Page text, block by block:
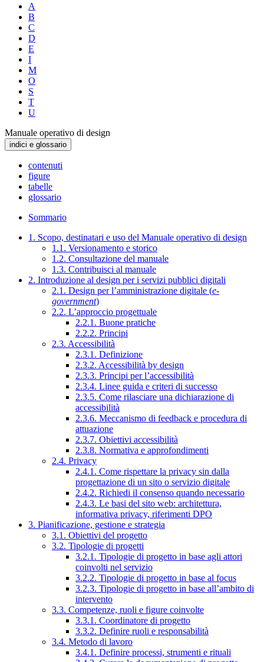
A
B
C
D
E
I
M
O
S
T
U
Manuale operativo di design
indici e glossario
contenuti
figure
tabelle
glossario
Sommario
1. Scopo, destinatari e uso del Manuale operativo di design
1.1. Versionamento e storico
1.2. Consultazione del manuale
1.3. Contribuisci al manuale
2. Introduzione al design per i servizi pubblici digitali
2.1. Design per l’amministrazione digitale (e-
government)
2.2. L’approccio progettuale
2.2.1. Buone pratiche
2.2.2. Principi
2.3. Accessibilità
2.3.1. Definizione
2.3.2. Accessibilità by design
2.3.3. Principi per l’accessibilità
2.3.4. Linee guida e criteri di successo
2.3.5. Come rilasciare una dichiarazione di
accessibilità
2.3.6. Meccanismo di feedback e procedura di
attuazione
2.3.7. Obiettivi accessibilità
2.3.8. Normativa e approfondimenti
2.4. Privacy
2.4.1. Come rispettare la privacy sin dalla
progettazione di un sito o servizio digitale
2.4.2. Richiedi il consenso quando necessario
2.4.3. Le basi del sito web: architettura,
informativa privacy, riferimenti DPO
3. Pianificazione, gestione e strategia
3.1. Obiettivi del progetto
3.2. Tipologie di progetti
3.2.1. Tipologie di progetto in base agli attori
coinvolti nel servizio
3.2.2. Tipologie di progetto in base al focus
3.2.3. Tipologie di progetto in base all’ambito di
intervento
3.3. Competenze, ruoli e figure coinvolte
3.3.1. Coordinatore di progetto
3.3.2. Definire ruoli e responsabilità
3.4. Metodo di lavoro
3.4.1. Definire processi, strumenti e rituali